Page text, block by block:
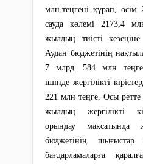
млн.теңгені құрап,
сауда көлемі 2173,4
жылдың тиісті
Аудан бюджетінің
7 млрд. 584 млн
ішінде жергілікті
221 млн теңге. Осы ретте
жылдың жергілікті
орындау мақсатында
бюджетінің шығыстар
бағдарламаларға